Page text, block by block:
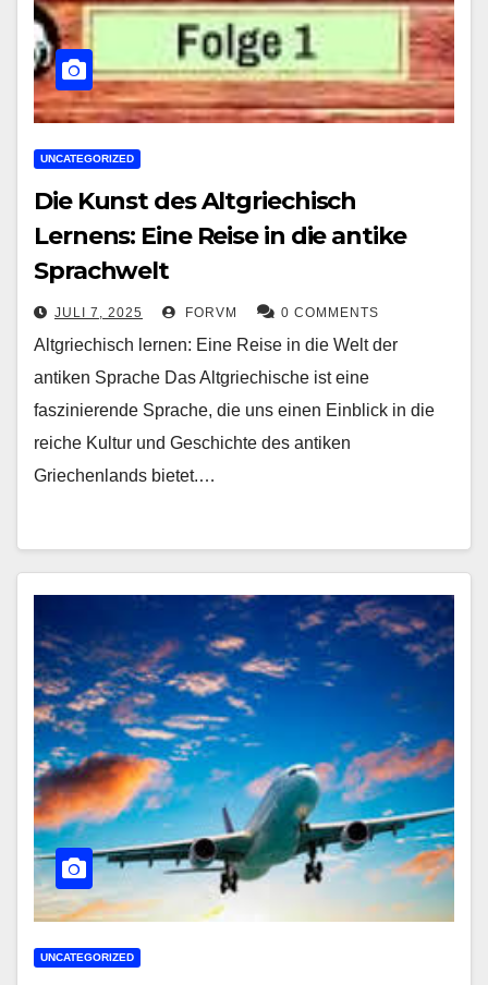
UNCATEGORIZED
Die Kunst des Altgriechisch
Lernens: Eine Reise in die antike
Sprachwelt
JULI 7, 2025 FORVM 0 COMMENTS
Altgriechisch lernen: Eine Reise in die Welt der
antiken Sprache Das Altgriechische ist eine
faszinierende Sprache, die uns einen Einblick in die
reiche Kultur und Geschichte des antiken
Griechenlands bietet.…
UNCATEGORIZED